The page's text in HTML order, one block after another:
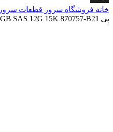
خانه فروشگاه سرور قطعات سرور
پی 600GB SAS 12G 15K 870757-B21